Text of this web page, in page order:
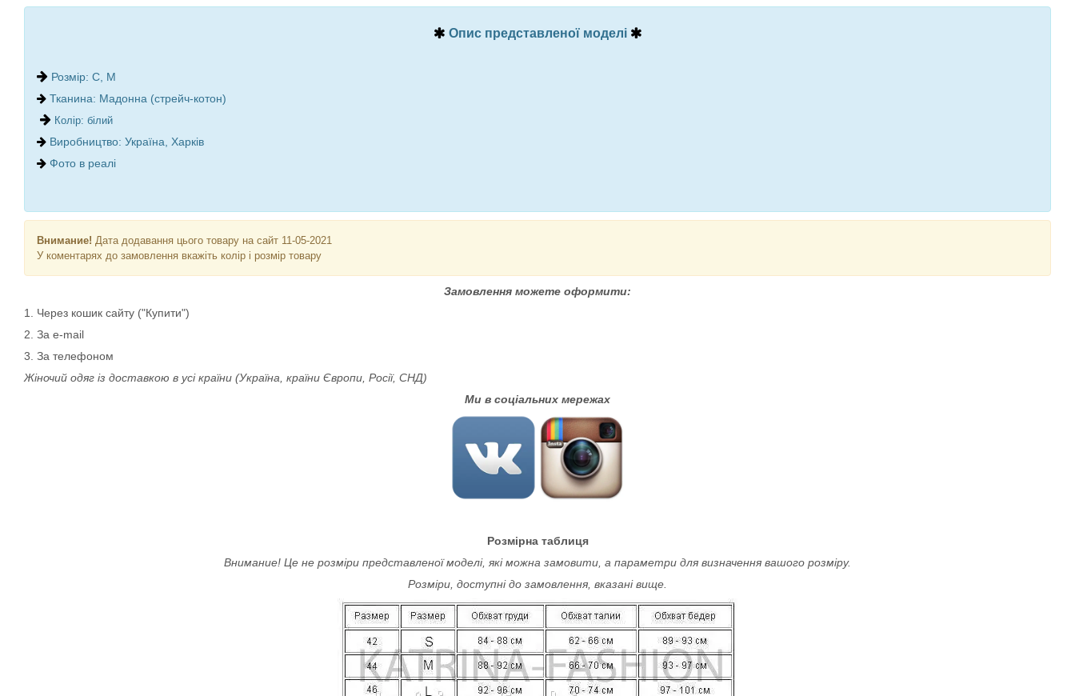
Опис представленої моделі
Розмір: С, М
Тканина: Мадонна (стрейч-котон)
Колір: білий
Виробництво: Україна, Харків
Фото в реалі
Внимание! Дата додавання цього товару на сайт 11-05-2021
У коментарях до замовлення вкажіть колір і розмір товару
Замовлення можете оформити:
1. Через кошик сайту ("Купити")
2. За e-mail
3. За телефоном
Жіночий одяг із доставкою в усі країни (Україна, країни Європи, Росії, СНД)
Ми в соціальних мережах
Розмірна таблиця
Внимание! Це не розміри представленої моделі, які можна замовити, а параметри для визначення вашого розміру.
Розміри, доступні до замовлення, вказані вище.